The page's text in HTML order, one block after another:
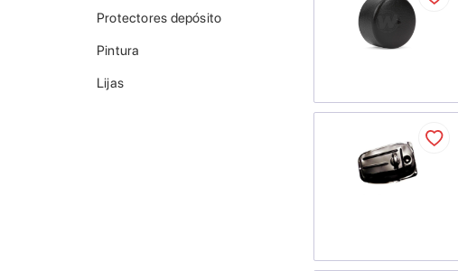
Protectores depósito
Pintura
Lijas